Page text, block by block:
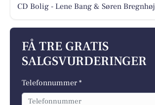
CD Bolig - Lene Bang & Søren Bregnhøj
FÅ TRE GRATIS
SALGSVURDERINGER
Telefonnummer *